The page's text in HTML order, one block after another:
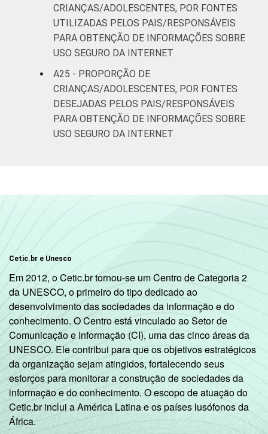
CRIANÇAS/ADOLESCENTES, POR FONTES
UTILIZADAS PELOS PAIS/RESPONSÁVEIS
PARA OBTENÇÃO DE INFORMAÇÕES SOBRE
USO SEGURO DA INTERNET
A25 - PROPORÇÃO DE
CRIANÇAS/ADOLESCENTES, POR FONTES
DESEJADAS PELOS PAIS/RESPONSÁVEIS
PARA OBTENÇÃO DE INFORMAÇÕES SOBRE
USO SEGURO DA INTERNET
Cetic.br e Unesco
Em 2012, o Cetic.br tornou-se um Centro de Categoria 2
da UNESCO, o primeiro do tipo dedicado ao
desenvolvimento das sociedades da informação e do
conhecimento. O Centro está vinculado ao Setor de
Comunicação e Informação (CI), uma das cinco áreas da
UNESCO. Ele contribui para que os objetivos estratégicos
da organização sejam atingidos, fortalecendo seus
esforços para monitorar a construção de sociedades da
informação e do conhecimento. O escopo de atuação do
Cetic.br inclui a América Latina e os países lusófonos da
África.